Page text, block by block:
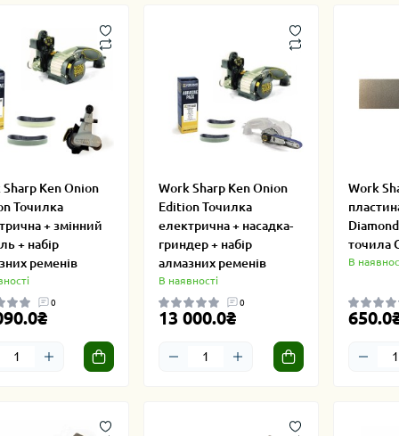
Ken Onion
Точилка
+ змінний
+ набір
ременів
0
Work Sharp Ken Onion
Edition Точилка
електрична + насадка-
гриндер + набір
алмазних ременів
В наявності
0
13 000.0₴
Work
точила
В